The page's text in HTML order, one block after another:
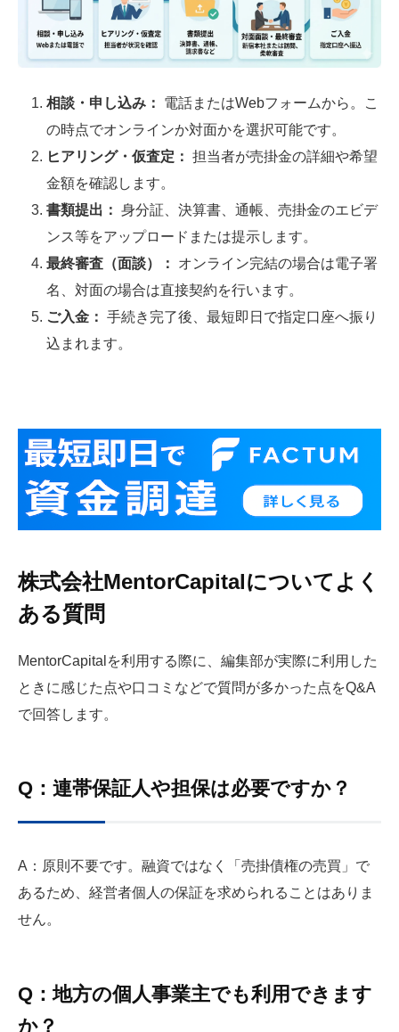
相談・申し込み：
電話またはWebフォームから。こ
の時点でオンラインか対面かを選択可能です。
ヒアリング・仮査定： 担当者が売掛金の詳細や希望
金額を確認します。
書類提出： 身分証、決算書、通帳、売掛金のエビデ
ンス等をアップロードまたは提示します。
最終審査（面談）：
オンライン完結の場合は電子署
名、対面の場合は直接契約を行います。
ご入金： 手続き完了後、最短即日で指定口座へ振り
込まれます。
株式会社MentorCapitalについてよく
ある質問
MentorCapitalを利用する際に、編集部が実際に利用した
ときに感じた点や口コミなどで質問が多かった点をQ&A
で回答します。
Q：連帯保証人や担保は必要ですか？
A：原則不要です。融資ではなく「売掛債権の売買」で
あるため、経営者個人の保証を求められることはありま
せん。
Q：地方の個人事業主でも利用できます
か？